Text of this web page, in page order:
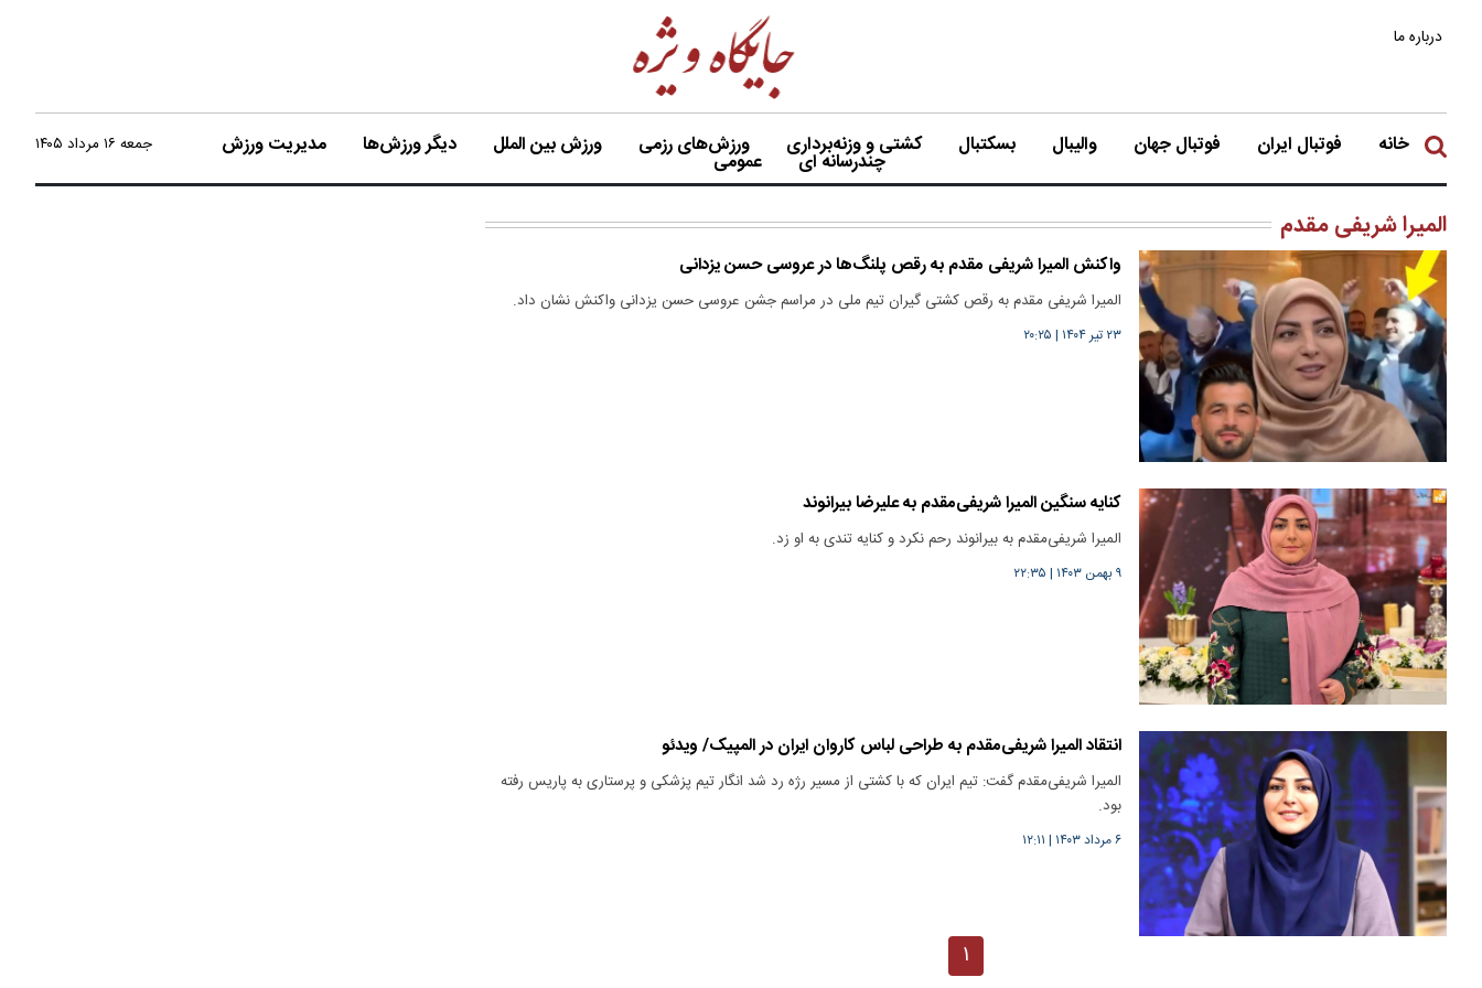
درباره ما
خانه فوتبال ایران فوتبال جهان والیبال بسکتبال کشتی و وزنه‌برداری ورزش‌های رزمی ورزش بین الملل دیگر ورزش‌ها مدیریت ورزش
چندرسانه ای عمومی
جمعه ۱۶ مرداد ۱۴۰۵
المیرا شریفی مقدم
واکنش المیرا شریفی مقدم به رقص پلنگ‌ها در عروسی حسن یزدانی
المیرا شریفی مقدم به رقص کشتی گیران تیم ملی در مراسم جشن عروسی حسن یزدانی واکنش نشان داد.
۲۳ تیر ۱۴۰۴ | ۲۰:۲۵
کنایه سنگین المیرا شریفی‌مقدم به علیرضا بیرانوند
المیرا شریفی‌مقدم به بیرانوند رحم نکرد و کنایه تندی به او زد.
۹ بهمن ۱۴۰۳ | ۲۲:۳۵
انتقاد المیرا شریفی‌مقدم به طراحی لباس کاروان ایران در المپیک/ ویدئو
المیرا شریفی‌مقدم گفت: تیم ایران که با کشتی از مسیر رژه رد شد انگار تیم پزشکی و پرستاری به پاریس رفته
بود.
۶ مرداد ۱۴۰۳ | ۱۲:۱۱
۱